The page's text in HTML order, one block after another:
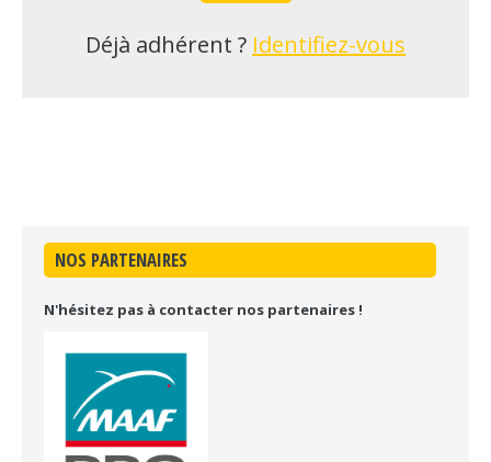
Déjà adhérent ? Identifiez-vous
NOS PARTENAIRES
N'hésitez pas à contacter nos partenaires !